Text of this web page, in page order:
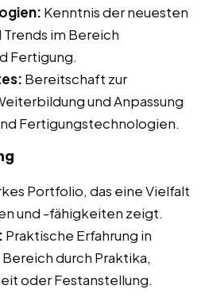
Kenntnis der neuesten
im Bereich
Fertigung.
Bereitschaft zur
und Anpassung
Fertigungstechnologien.
Portfolio, das eine Vielfalt
und -fähigkeiten zeigt.
Praktische Erfahrung in
durch Praktika,
oder Festanstellung.